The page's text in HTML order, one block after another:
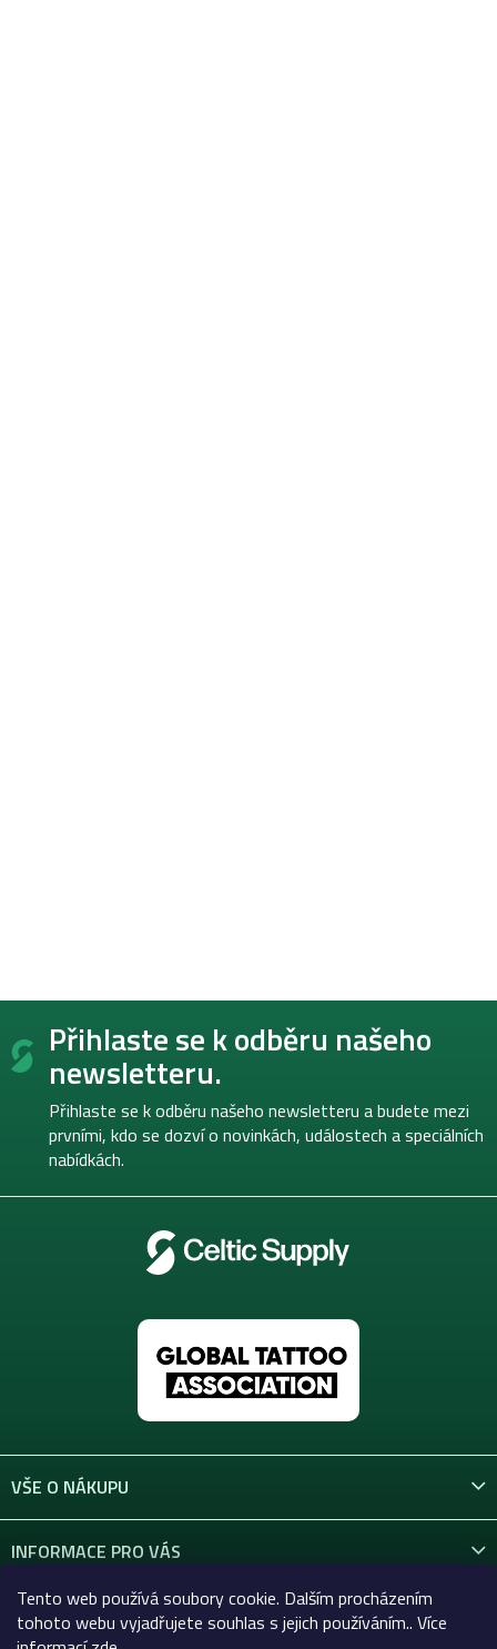
Tento web používá soubory cookie. Dalším procházením
tohoto webu vyjadřujete souhlas s jejich používáním.. Více
Z
Přihlaste se k odběru našeho
newsletteru.
Přihlaste se k odběru našeho newsletteru a budete mezi
prvními, kdo se dozví o novinkách, událostech a speciálních
nabídkách.
VŠE O NÁKUPU
INFORMACE PRO VÁS
KONTAKT